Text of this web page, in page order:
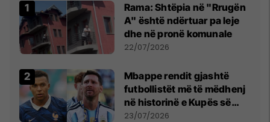
Rama: Shtëpia në "Rrugën
A" është ndërtuar pa leje
dhe në pronë komunale
22/07/2026
Mbappe rendit gjashtë
futbollistët më të mëdhenj
në historinë e Kupës së
Botës, Messi mbetet i dyti
23/07/2026